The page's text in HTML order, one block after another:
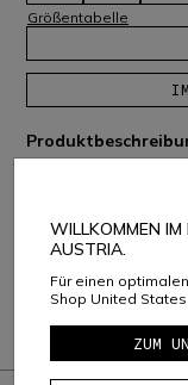
Größentabelle
Versand und
Consumer Care
WILLKOMMEN
AUSTRIA.
Für einen
Shop United
ZUM